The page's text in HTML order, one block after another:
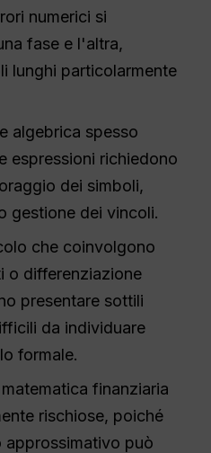
numerici si
fase e l'altra,
lunghi particolarmente
algebrica spesso
espressioni richiedono
dei simboli,
gestione dei vincoli.
che coinvolgono
o differenziazione
presentare sottili
da individuare
formale.
finanziaria
rischiose, poiché
approssimativo può